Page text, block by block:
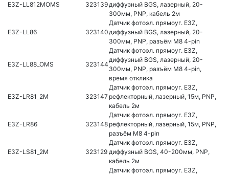
E3Z-LL812MOMS 323139диффузный BGS, лазерный, 20-
300мм, PNP, кабель 2м
E3Z-LL86 323140
Датчик фотоэл. прямоуг. E3Z,
диффузный BGS, лазерный, 20-
300мм, PNP, разъём M8 4-pin
E3Z-LL88_OMS 323144
Датчик фотоэл. прямоуг. E3Z,
диффузный BGS, лазерный, 20-
300мм, PNP, разъём M8 4-pin,
время отклика
E3Z-LR81_2M 323147
Датчик фотоэл. прямоуг. E3Z,
рефлекторный, лазерный, 15м, PNP,
кабель 2м
E3Z-LR86 323148
Датчик фотоэл. прямоуг. E3Z,
рефлекторный, лазерный, 15м, PNP,
разъём M8 4-pin
E3Z-LS81_2M 323129
Датчик фотоэл. прямоуг. E3Z,
диффузный BGS, 40-200мм, PNP,
кабель 2м
Датчик фотоэл. прямоуг. E3Z,